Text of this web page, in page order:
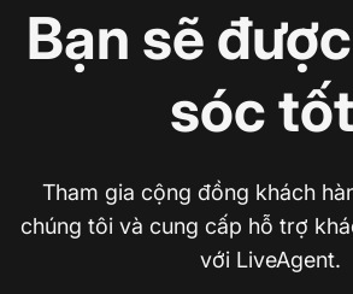
Bạn sẽ
sóc
Tham gia cộng đồng khách
chúng tôi và cung cấp hỗ trợ
với LiveAgent.